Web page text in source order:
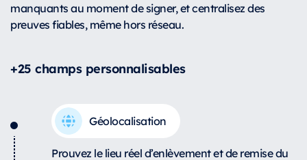
manquants au moment de signer, et centralisez des
preuves fiables, même hors réseau.
+25 champs personnalisables
Géolocalisation
Prouvez le lieu réel d’enlèvement et de remise du